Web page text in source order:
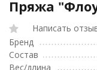
Пряжа
Написать
Бренд
Состав
Вес/длина